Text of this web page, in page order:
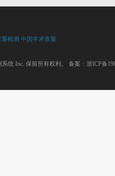
检测 中国学术查重
系统 Inc. 保留所有权利。 备案： 浙ICP备